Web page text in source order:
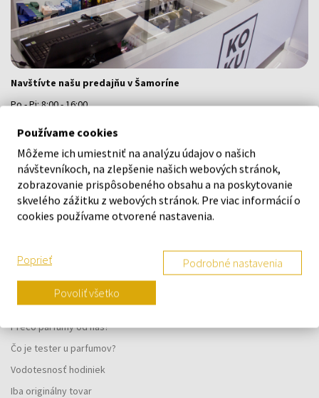
Navštívte našu predajňu v Šamoríne
Po - Pi: 8:00 - 16:00
Na Bratislavskej 64/76, Šamorín, 931 01
VŠETKO O NÁKUPE
Vernostný systém
Všeobecné obchodné podmienky
Reklamačný formulár
Spôsob doručenia
Kedy obdržím objednaný tovar?
Prečo parfumy od nás?
Čo je tester u parfumov?
Vodotesnosť hodiniek
Iba originálny tovar
Používame cookies
Môžeme ich umiestniť na analýzu údajov o našich
návštevníkoch, na zlepšenie našich webových stránok,
zobrazovanie prispôsobeného obsahu a na poskytovanie
skvelého zážitku z webových stránok. Pre viac informácií o
cookies používame otvorené nastavenia.
Poprieť Podrobné nastavenia
Povoliť všetko